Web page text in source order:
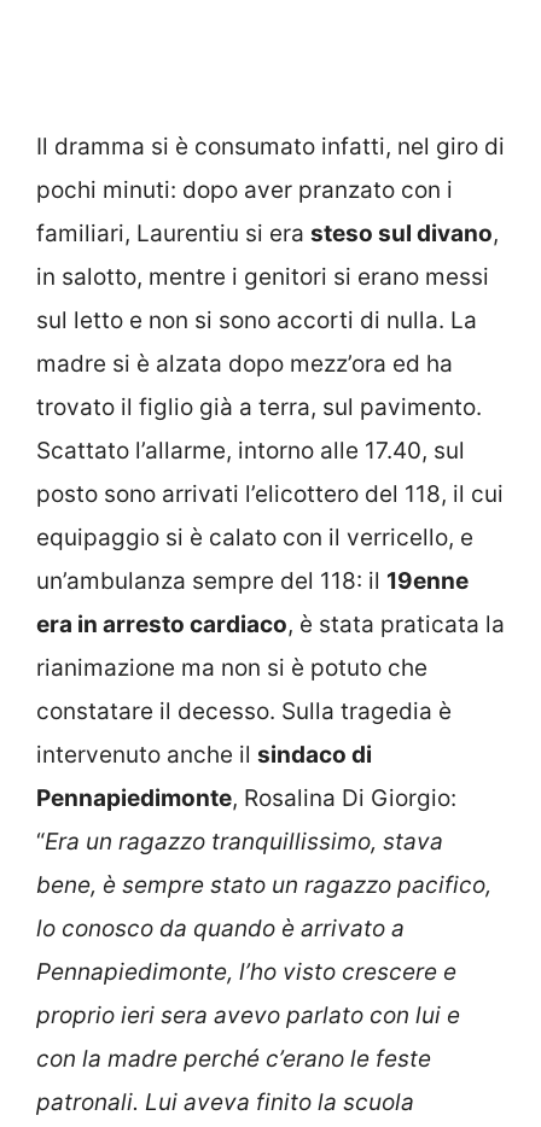
Il dramma si è consumato infatti, nel giro di
pochi minuti: dopo aver pranzato con i
familiari, Laurentiu si era steso sul divano,
in salotto, mentre i genitori si erano messi
sul letto e non si sono accorti di nulla. La
madre si è alzata dopo mezz’ora ed ha
trovato il figlio già a terra, sul pavimento.
Scattato l’allarme, intorno alle 17.40, sul
posto sono arrivati l’elicottero del 118, il cui
equipaggio si è calato con il verricello, e
un’ambulanza sempre del 118: il 19enne
era in arresto cardiaco, è stata praticata la
rianimazione ma non si è potuto che
constatare il decesso. Sulla tragedia è
intervenuto anche il sindaco di
Pennapiedimonte, Rosalina Di Giorgio:
“Era un ragazzo tranquillissimo, stava
bene, è sempre stato un ragazzo pacifico,
lo conosco da quando è arrivato a
Pennapiedimonte, l’ho visto crescere e
proprio ieri sera avevo parlato con lui e
con la madre perché c’erano le feste
patronali. Lui aveva finito la scuola